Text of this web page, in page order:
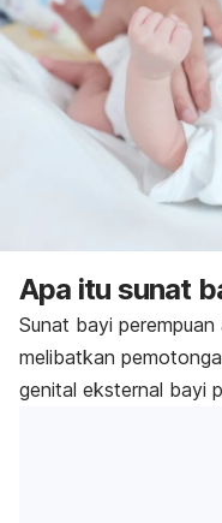
Apa itu sunat
Sunat bayi
melibatkan
genital eksternal bayi